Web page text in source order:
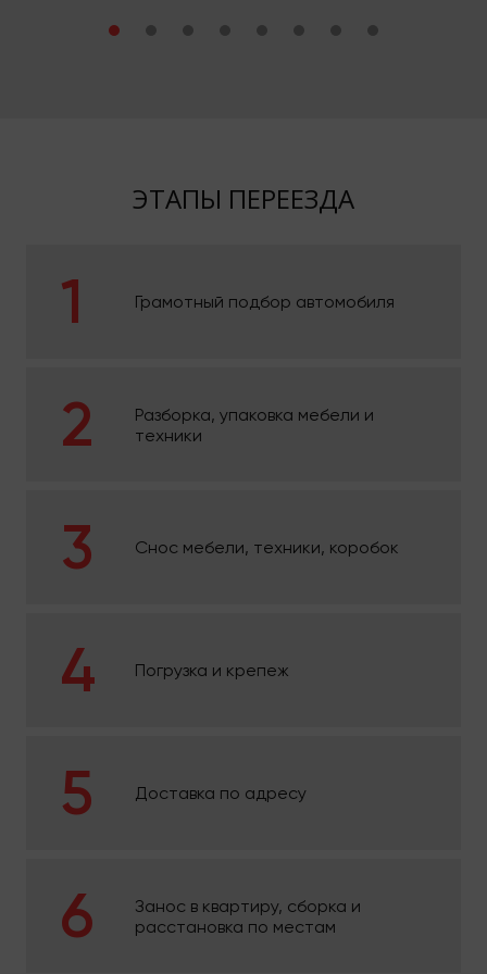
ЭТАПЫ ПЕРЕЕЗДА
Грамотный подбор автомобиля
Разборка, упаковка мебели и
техники
Снос мебели, техники, коробок
Погрузка и крепеж
Доставка по адресу
Занос в квартиру, сборка и
расстановка по местам